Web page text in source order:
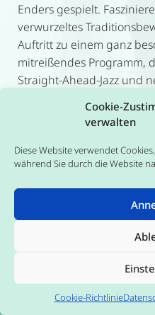
Cookie-
verwalten
Diese Website verwendet
während Sie durch die Website
Cookie-Richtlinie
Enders gespielt.
verwurzeltes
Auftritt zu einem ganz
mitreißendes Programm,
Straight-Ahead-Jazz und
»One hundred
Für E-Mail-
© 2023 Grüner
Theme